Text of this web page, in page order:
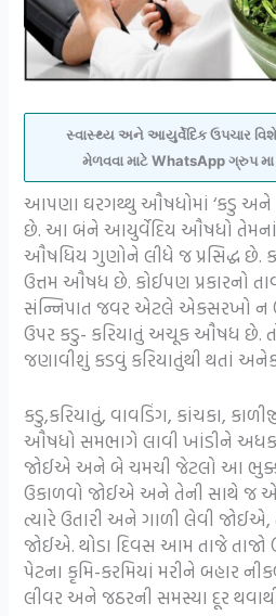
સ્વાસ્થ્ય અને આયુર્વેદિક ઉપચાર વિશે
મેળવવા માટે WhatsApp ગ્રુપ
આપણા ઘરગથ્થુ ઔષધોમાં ‘કડુ અને
છે. આ બંને આયુર્વેદિય ઔષધો તેમનાં
ઔષધિય ગુણોને લીધે જ પ્રસિદ્ધ છે.
ઉત્તમ ઔષધ છે. કોઈપણ પ્રકારનો
સંન્નિપાત જવર એટલે એકસરખો ન
ઉપર કડુ- કરિયાતું અચૂક ઔષધ છે.
જણાવીશું કડવું કરિયાતુંથી થતાં
કડુ,કરિયાતું, વાવડિંગ, કાંચકા,
ઔષધો સમભાગે લાવી ખાંડીને
જોઈએ અને બે ચમચી જેટલો આ
ઉકાળવો જોઈએ અને તેની સાથે જ
ત્યારે ઉતારી અને ગાળી લેવી
જોઈએ. થોડા દિવસ આમ તાજે તાજો
પેટના કૃમિ-કરમિયાં મરીને બહાર
લીવર અને જઠરની સમસ્યા દૂર